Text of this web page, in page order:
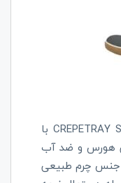
CREPETRAYبا
هورس و ضد آب
جنس چرم طبیعی